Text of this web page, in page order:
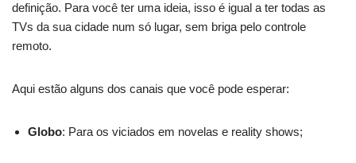
definição. Para você ter uma ideia, isso é igual a ter todas as
TVs da sua cidade num só lugar, sem briga pelo controle
remoto.
Aqui estão alguns dos canais que você pode esperar:
Globo: Para os viciados em novelas e reality shows;